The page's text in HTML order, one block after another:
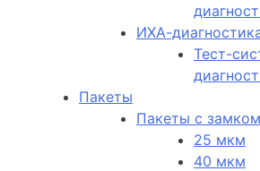
ИХА-
Тест-
Пакеты
Пакеты с
25 мкм
40 мкм